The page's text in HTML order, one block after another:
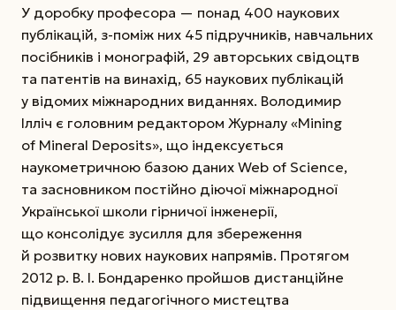
У доробку професора — понад 400 наукових
публікацій, з-поміж них 45 підручників, навчальних
посібників і монографій, 29 авторських свідоцтв
та патентів на винахід, 65 наукових публікацій
у відомих міжнародних виданнях. Володимир
Ілліч є головним редактором Журналу «Mining
of Mineral Deposits», що індексується
наукометричною базою даних Web of Science,
та засновником постійно діючої міжнародної
Української школи гірничої інженерії,
що консолідує зусилля для збереження
й розвитку нових наукових напрямів. Протягом
2012 р. В. І. Бондаренко пройшов дистанційне
підвищення педагогічного мистецтва